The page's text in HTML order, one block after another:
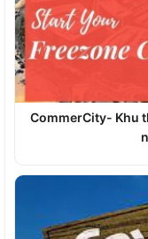
CommerCity- Khu